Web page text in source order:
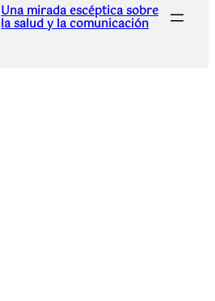
Una mirada escéptica sobre
la salud y la comunicación